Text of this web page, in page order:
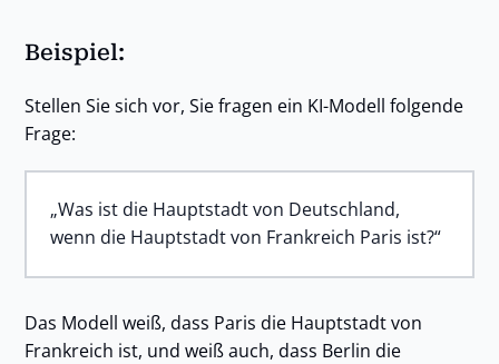
Beispiel:
Stellen Sie sich vor, Sie fragen ein KI-Modell folgende
Frage:
„Was ist die Hauptstadt von Deutschland,
wenn die Hauptstadt von Frankreich Paris ist?“
Das Modell weiß, dass Paris die Hauptstadt von
Frankreich ist, und weiß auch, dass Berlin die